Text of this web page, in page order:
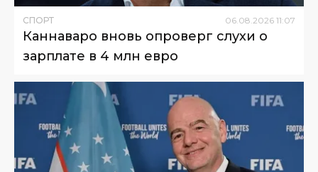
СПОРТ 06 08 2026 11:07
Каннаваро вновь опроверг слухи о
зарплате в 4 млн евро